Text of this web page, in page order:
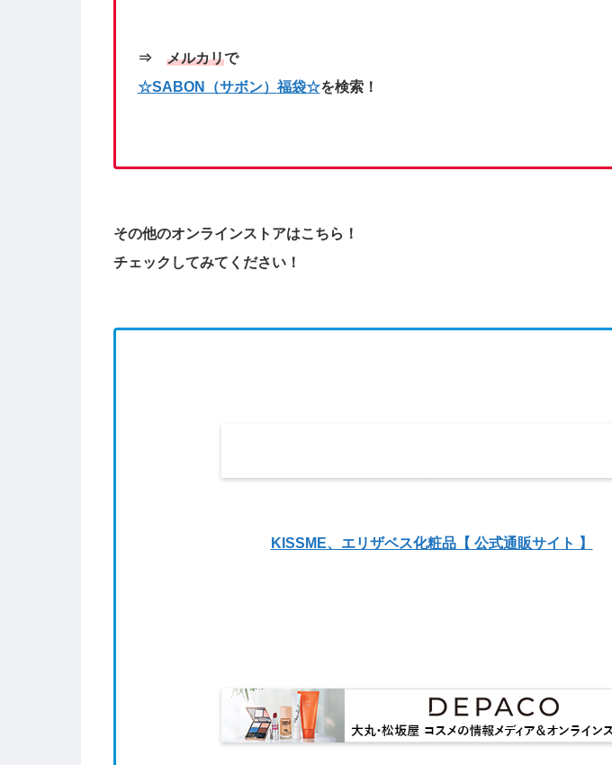
⇒ メルカリで
☆SABON（サボン） 福袋☆を検索！
その他のオンラインストアはこちら！
チェックしてみてください！
KISSME、エリザベス化粧品【 公式通販サイト 】